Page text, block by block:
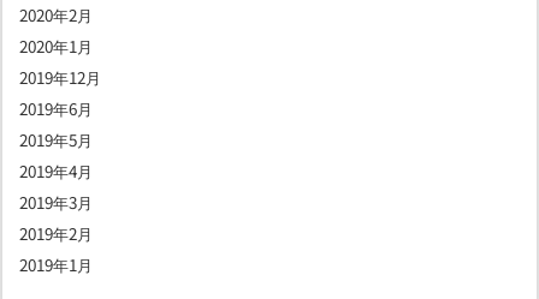
2020年2月
2020年1月
2019年12月
2019年6月
2019年5月
2019年4月
2019年3月
2019年2月
2019年1月